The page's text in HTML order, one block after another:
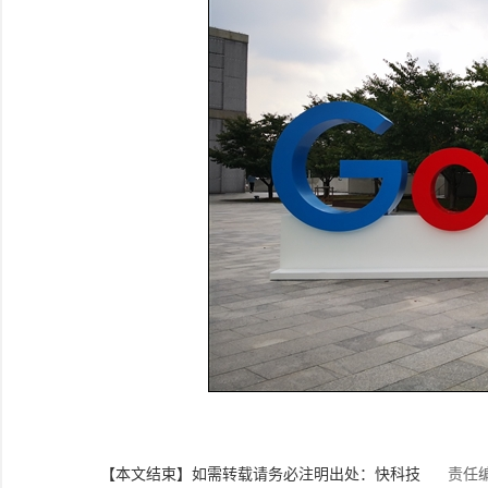
【本文结束】如需转载请务必注明出处：快科技 责任